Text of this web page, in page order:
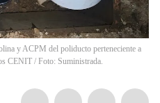
y ACPM del poliducto perteneciente a
CENIT / Foto: Suministrada.